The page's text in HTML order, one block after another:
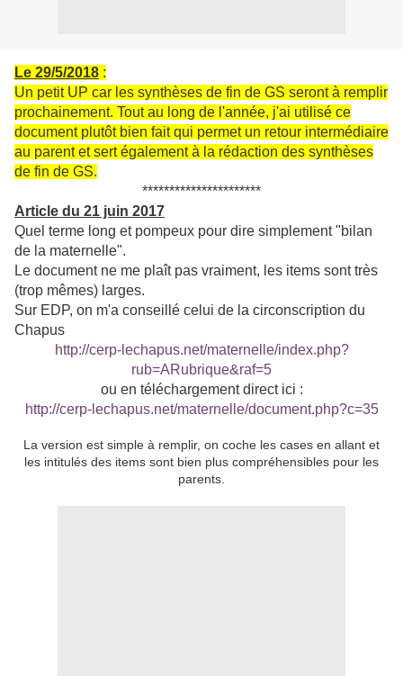
Le 29/5/2018 :
Un petit UP car les synthèses de fin de GS seront à remplir
prochainement. Tout au long de l'année, j'ai utilisé ce
document plutôt bien fait qui permet un retour intermédiaire
au parent et sert également à la rédaction des synthèses
de fin de GS.
**********************
Article du 21 juin 2017
Quel terme long et pompeux pour dire simplement "bilan
de la maternelle".
Le document ne me plaît pas vraiment, les items sont très
(trop mêmes) larges.
Sur EDP, on m'a conseillé celui de la circonscription du
Chapus
http://cerp-lechapus.net/maternelle/index.php?
rub=ARubrique&raf=5
ou en téléchargement direct ici :
http://cerp-lechapus.net/maternelle/document.php?c=35
La version est simple à remplir, on coche les cases en allant et
les intitulés des items sont bien plus compréhensibles pour les
parents.